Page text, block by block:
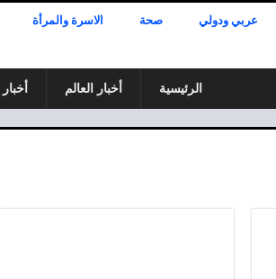
عربي ودولي صحة الاسرة والمرأة
الرئيسية أخبار العالم